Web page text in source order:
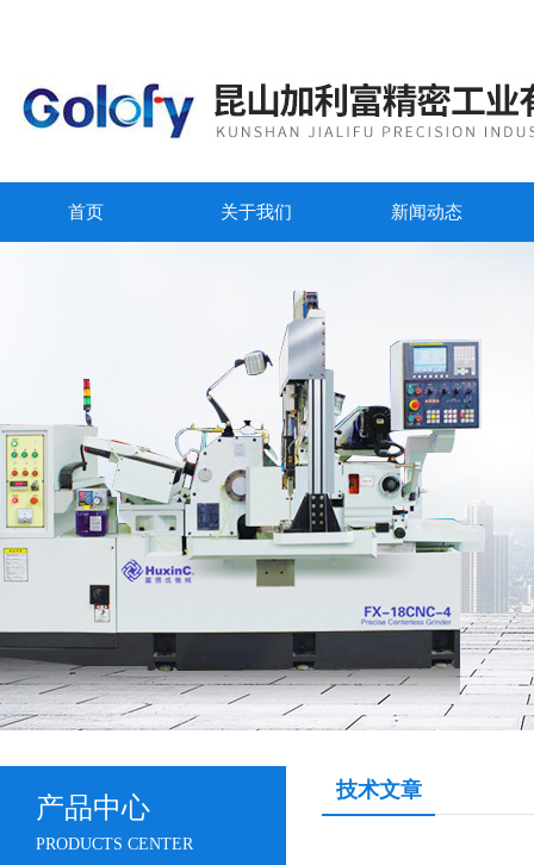
首页 关于我们 新闻动态
产品中心
PRODUCTS CENTER
技术文章